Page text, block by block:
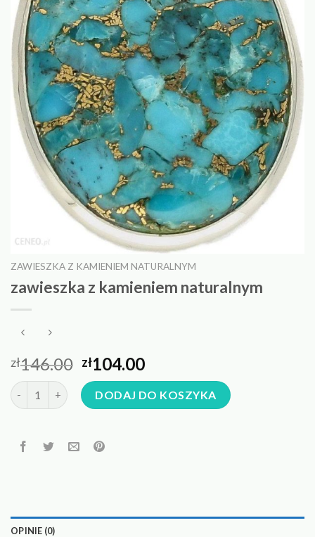
ZAWIESZKA Z KAMIENIEM NATURALNYM
zawieszka z kamieniem naturalnym
zł146.00 zł104.00
ilość zawieszka z kamieniem naturalnym
DODAJ DO KOSZYKA
OPINIE (0)